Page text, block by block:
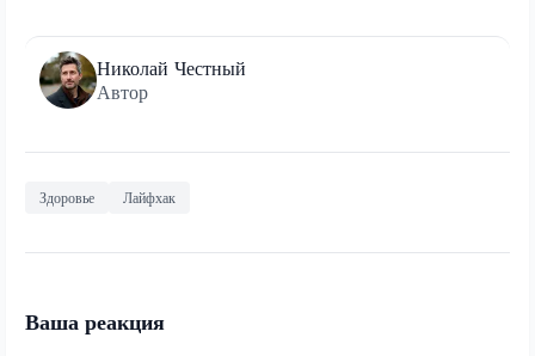
Николай Честный
Автор
Здоровье Лайфхак
Ваша реакция